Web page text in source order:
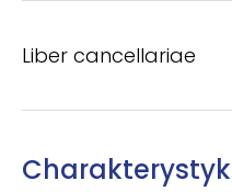
Liber cancellariae